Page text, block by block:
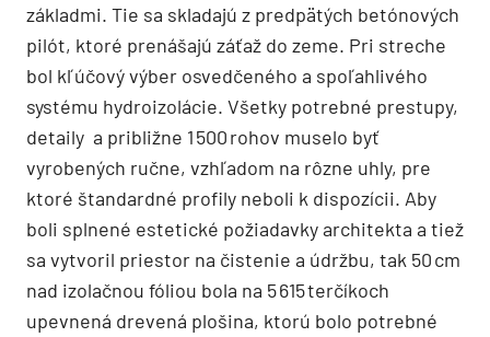
základmi. Tie sa skladajú z predpätých betónových
pilót, ktoré prenášajú záťaž do zeme. Pri streche
bol kľúčový výber osvedčeného a spoľahlivého
systému hydroizolácie. Všetky potrebné prestupy,
detaily a približne 1 500 rohov muselo byť
vyrobených ručne, vzhľadom na rôzne uhly, pre
ktoré štandardné profily neboli k dispozícii. Aby
boli splnené estetické požiadavky architekta a tiež
sa vytvoril priestor na čistenie a údržbu, tak 50 cm
nad izolačnou fóliou bola na 5 615 terčíkoch
upevnená drevená plošina, ktorú bolo potrebné